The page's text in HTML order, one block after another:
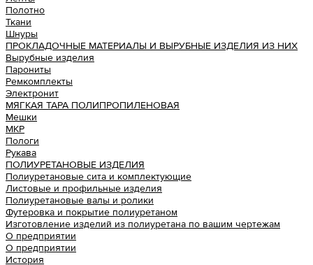
Полотно
Ткани
Шнуры
ПРОКЛАДОЧНЫЕ МАТЕРИАЛЫ И ВЫРУБНЫЕ ИЗДЕЛИЯ ИЗ НИХ
Вырубные изделия
Парониты
Ремкомплекты
Электронит
МЯГКАЯ ТАРА ПОЛИПРОПИЛЕНОВАЯ
Мешки
МКР
Пологи
Рукава
ПОЛИУРЕТАНОВЫЕ ИЗДЕЛИЯ
Полиуретановые сита и комплектующие
Листовые и профильные изделия
Полиуретановые валы и ролики
Футеровка и покрытие полиуретаном
Изготовление изделий из полиуретана по вашим чертежам
О предприятии
О предприятии
История